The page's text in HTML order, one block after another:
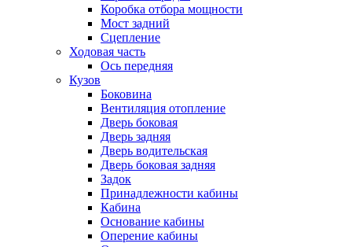
Коробка отбора мощности
Мост задний
Сцепление
Ходовая часть
Ось передняя
Кузов
Боковина
Вентиляция отопление
Дверь боковая
Дверь задняя
Дверь водительская
Дверь боковая задняя
Задок
Принадлежности кабины
Кабина
Основание кабины
Оперение кабины